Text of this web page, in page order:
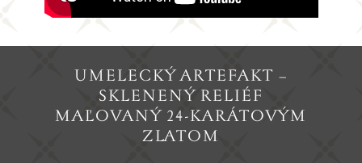
UMELECKÝ ARTEFAKT –
SKLENENÝ RELIÉF
MAĽOVANÝ 24-KARÁTOVÝM
ZLATOM